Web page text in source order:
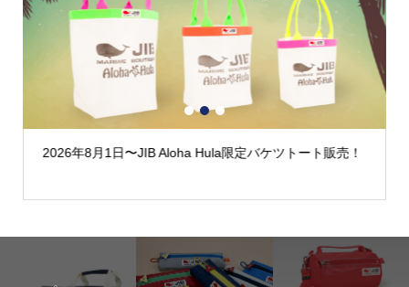
8月1日〜JIB Aloha Hula限定バケツトート販売！
2026年度夏
1 2 3